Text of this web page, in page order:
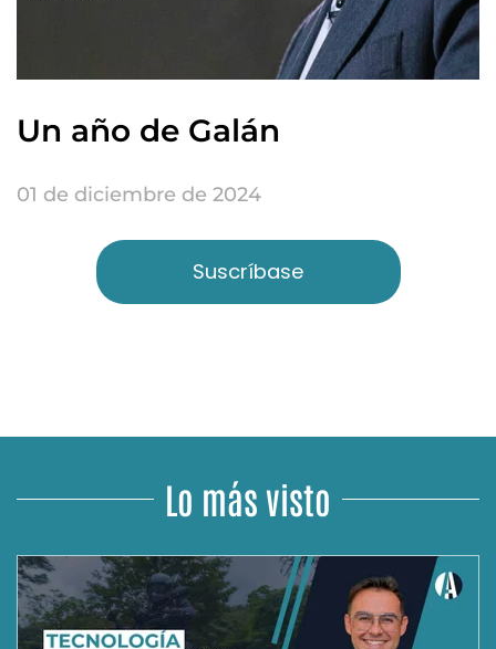
Un año de Galán
01 de diciembre de 2024
Suscríbase
Lo más visto